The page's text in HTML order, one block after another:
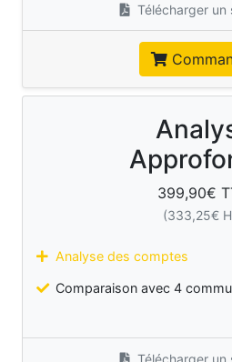
Télécharger un
399,90€
(333,25€
Analyse des comptes
Comparaison avec 4
Télécharger un